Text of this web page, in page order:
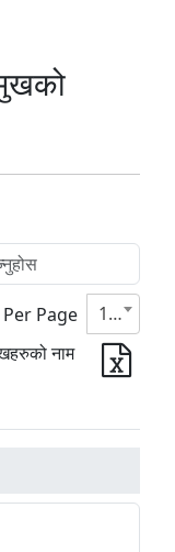
Per Page
10
नाम